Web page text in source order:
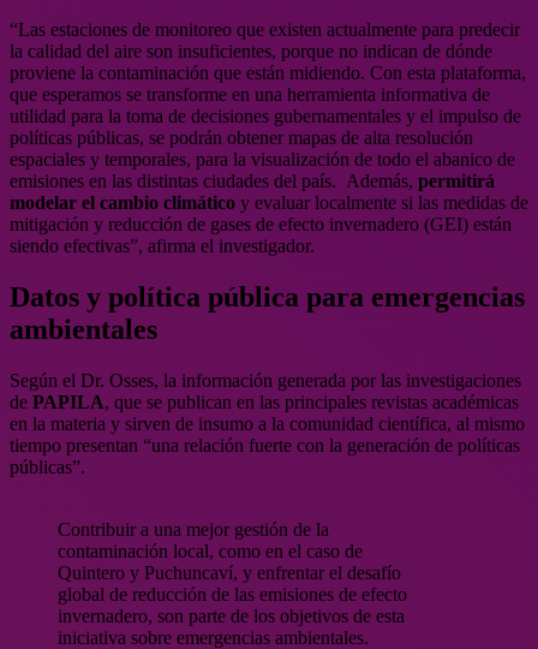
“Las estaciones de monitoreo que existen actualmente para predecir
la calidad del aire son insuficientes, porque no indican de dónde
proviene la contaminación que están midiendo. Con esta plataforma,
que esperamos se transforme en una herramienta informativa de
utilidad para la toma de decisiones gubernamentales y el impulso de
políticas públicas, se podrán obtener mapas de alta resolución
espaciales y temporales, para la visualización de todo el abanico de
emisiones en las distintas ciudades del país. Además, permitirá
modelar el cambio climático y evaluar localmente si las medidas de
mitigación y reducción de gases de efecto invernadero (GEI) están
siendo efectivas”, afirma el investigador.
Datos y política pública para emergencias
ambientales
Según el Dr. Osses, la información generada por las investigaciones
de PAPILA, que se publican en las principales revistas académicas
en la materia y sirven de insumo a la comunidad científica, al mismo
tiempo presentan “una relación fuerte con la generación de políticas
públicas”.
Contribuir a una mejor gestión de la
contaminación local, como en el caso de
Quintero y Puchuncaví, y enfrentar el desafío
global de reducción de las emisiones de efecto
invernadero, son parte de los objetivos de esta
iniciativa sobre emergencias ambientales.